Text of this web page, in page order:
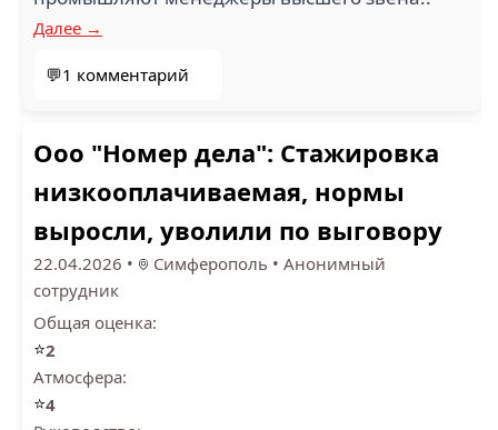
ОТЕЛЬ YALTA
INTOURIST (2) МАСТЕР ПРО ДОН (2)
Далее →
💬1 комментарий
Ооо "Номер дела": Стажировка
низкооплачиваемая, нормы
выросли, уволили по выговору
22.04.2026 • Симферополь • Анонимный
сотрудник
Общая оценка:
⭐2
Атмосфера:
⭐4